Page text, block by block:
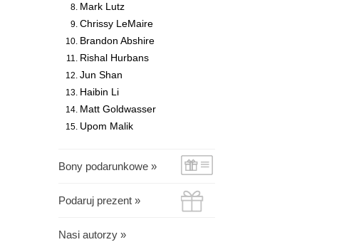
Mark Lutz
Chrissy LeMaire
Brandon Abshire
Rishal Hurbans
Jun Shan
Haibin Li
Matt Goldwasser
Upom Malik
Bony podarunkowe »
Podaruj prezent »
Nasi autorzy »